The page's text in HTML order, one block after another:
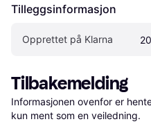
Tilleggsinformasjon
Opprettet på Klarna
Tilbakemelding
Informasjonen ovenfor er
kun ment som en veiledning.